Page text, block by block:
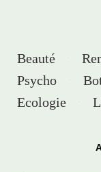
Beauté
Psycho
Ecologie